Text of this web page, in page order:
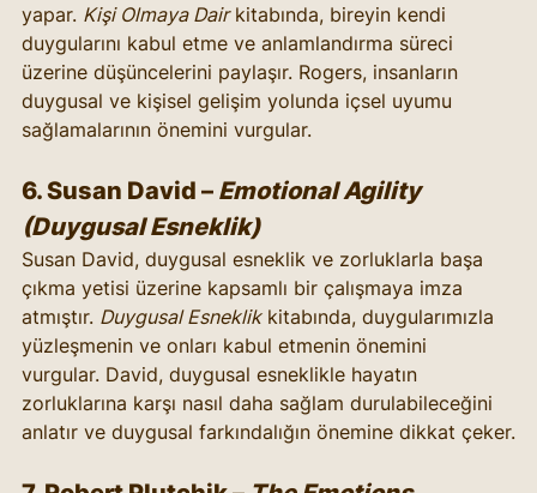
yapar. Kişi Olmaya Dair kitabında, bireyin kendi
duygularını kabul etme ve anlamlandırma süreci
üzerine düşüncelerini paylaşır. Rogers, insanların
duygusal ve kişisel gelişim yolunda içsel uyumu
sağlamalarının önemini vurgular.
6. Susan David – Emotional Agility
(Duygusal Esneklik)
Susan David, duygusal esneklik ve zorluklarla başa
çıkma yetisi üzerine kapsamlı bir çalışmaya imza
atmıştır. Duygusal Esneklik kitabında, duygularımızla
yüzleşmenin ve onları kabul etmenin önemini
vurgular. David, duygusal esneklikle hayatın
zorluklarına karşı nasıl daha sağlam durulabileceğini
anlatır ve duygusal farkındalığın önemine dikkat çeker.